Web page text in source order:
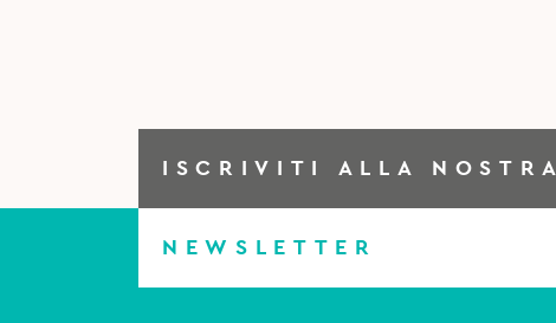
ISCRIVITI ALLA NOSTRA
NEWSLETTER